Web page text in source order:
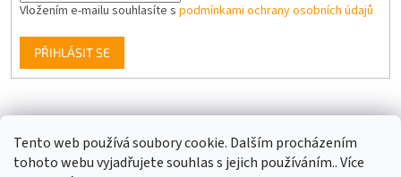
Tento web používá soubory cookie. Dalším procházením
tohoto webu vyjadřujete souhlas s jejich používáním.. Více
Vložením e-mailu souhlasíte s podmínkami ochrany osobních údajů
PŘIHLÁSIT SE
Facebook